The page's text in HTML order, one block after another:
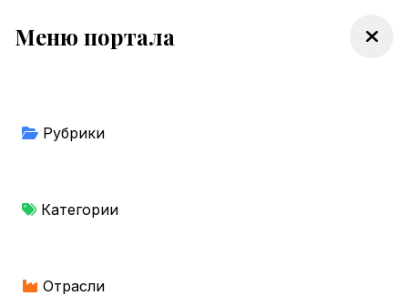
Меню портала
Рубрики
Категории
Отрасли